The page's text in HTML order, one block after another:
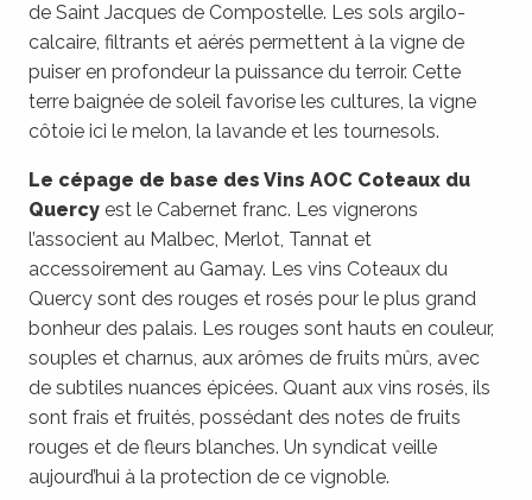
de Saint Jacques de Compostelle. Les sols argilo-
calcaire, filtrants et aérés permettent à la vigne de
puiser en profondeur la puissance du terroir. Cette
terre baignée de soleil favorise les cultures, la vigne
côtoie ici le melon, la lavande et les tournesols.
Le cépage de base des Vins AOC Coteaux du
Quercy est le Cabernet franc. Les vignerons
l’associent au Malbec, Merlot, Tannat et
accessoirement au Gamay. Les vins Coteaux du
Quercy sont des rouges et rosés pour le plus grand
bonheur des palais. Les rouges sont hauts en couleur,
souples et charnus, aux arômes de fruits mûrs, avec
de subtiles nuances épicées. Quant aux vins rosés, ils
sont frais et fruités, possédant des notes de fruits
rouges et de fleurs blanches. Un syndicat veille
aujourd’hui à la protection de ce vignoble.